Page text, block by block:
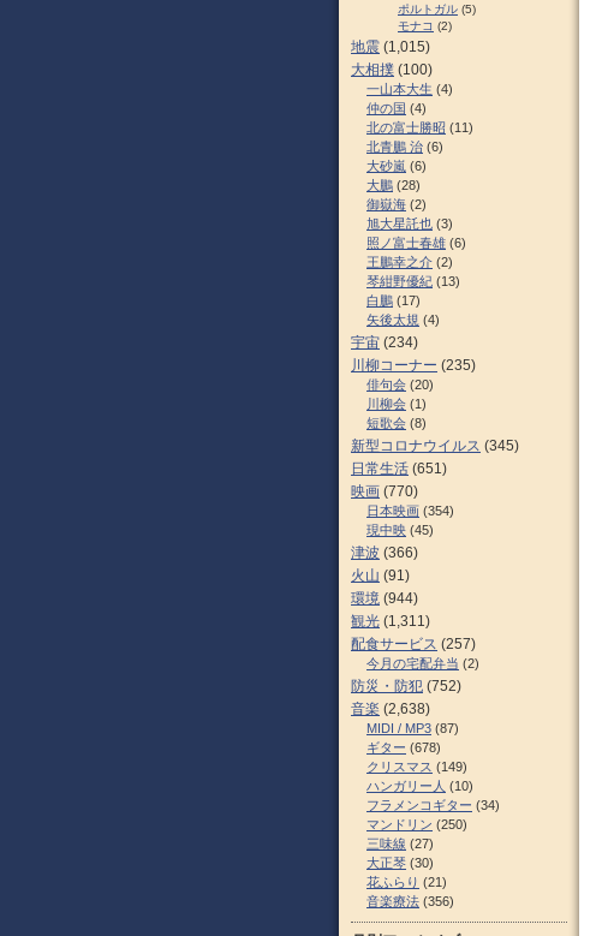
ポルトガル (5)
モナコ (2)
地震 (1,015)
大相撲 (100)
一山本大生 (4)
仲の国 (4)
北の富士勝昭 (11)
北青鵬 治 (6)
大砂嵐 (6)
大鵬 (28)
御嶽海 (2)
旭大星託也 (3)
照ノ富士春雄 (6)
王鵬幸之介 (2)
琴紺野優紀 (13)
白鵬 (17)
矢後太規 (4)
宇宙 (234)
川柳コーナー (235)
俳句会 (20)
川柳会 (1)
短歌会 (8)
新型コロナウイルス (345)
日常生活 (651)
映画 (770)
日本映画 (354)
現中映 (45)
津波 (366)
火山 (91)
環境 (944)
観光 (1,311)
配食サービス (257)
今月の宅配弁当 (2)
防災・防犯 (752)
音楽 (2,638)
MIDI / MP3 (87)
ギター (678)
クリスマス (149)
ハンガリー人 (10)
フラメンコギター (34)
マンドリン (250)
三味線 (27)
大正琴 (30)
花ふらり (21)
音楽療法 (356)